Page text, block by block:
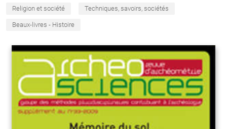
Religion et société Techniques, savoirs, sociétés
Beaux-livres - Histoire